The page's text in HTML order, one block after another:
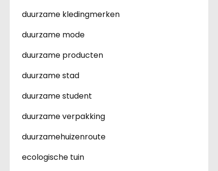
duurzame kledingmerken
duurzame mode
duurzame producten
duurzame stad
duurzame student
duurzame verpakking
duurzamehuizenroute
ecologische tuin